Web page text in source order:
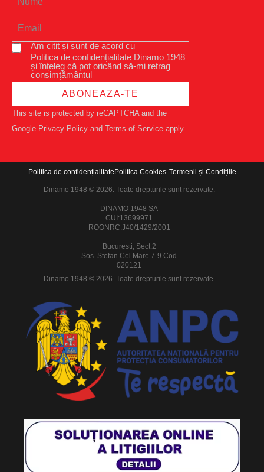
Am citit și sunt de acord cu
Politica de confidențialitate Dinamo 1948
și înțeleg că pot oricând să-mi retrag
consimțământul
ABONEAZA-TE
This site is protected by reCAPTCHA and the
Google Privacy Policy and Terms of Service apply.
Politica de confidențialitate Politica Cookies Termenii și Condițiile
Dinamo 1948 © 2026. Toate drepturile sunt rezervate.
DINAMO 1948 SA
CUI:13699971
ROONRC.J40/1429/2001
Bucuresti, Sect.2
Sos. Stefan Cel Mare 7-9 Cod
020121
Dinamo 1948 © 2026. Toate drepturile sunt rezervate.